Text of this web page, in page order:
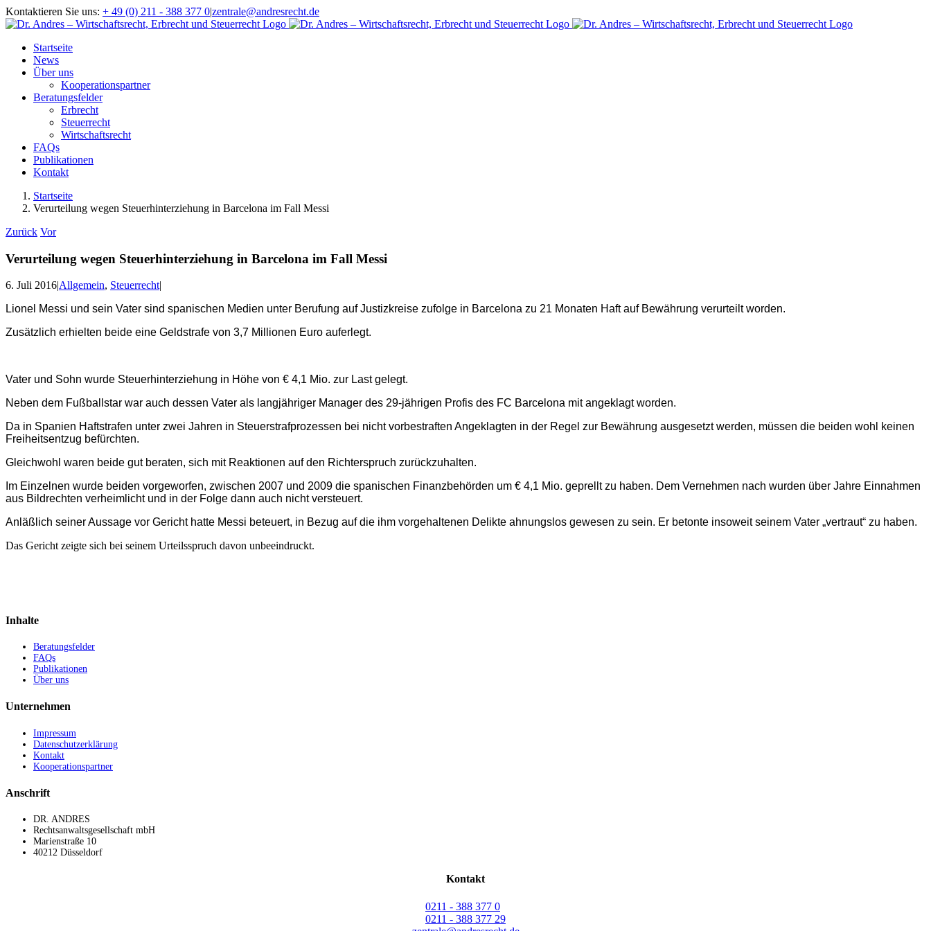
Zum
Inhalt
Kontaktieren Sie uns: + 49 (0) 211 - 388 377 0|zentrale@andresrecht.de
Startseite
News
Über uns
Kooperationspartner
Beratungsfelder
Erbrecht
Steuerrecht
Wirtschaftsrecht
FAQs
Publikationen
Kontakt
Startseite
Verurteilung wegen Steuerhinterziehung in Barcelona im Fall Messi
Zurück Vor
Verurteilung wegen Steuerhinterziehung in Barcelona im Fall Messi
6. Juli 2016|Allgemein, Steuerrecht|
Lionel Messi und sein Vater sind spanischen Medien unter Berufung auf Justizkreise zufolge in Barcelona zu 21 Monaten Haft auf Bewährung verurteilt worden.
Zusätzlich erhielten beide eine Geldstrafe von 3,7 Millionen Euro auferlegt.
Vater und Sohn wurde Steuerhinterziehung in Höhe von € 4,1 Mio. zur Last gelegt.
Neben dem Fußballstar war auch dessen Vater als langjähriger Manager des 29-jährigen Profis des FC Barcelona mit angeklagt worden.
Da in Spanien Haftstrafen unter zwei Jahren in Steuerstrafprozessen bei nicht vorbestraften Angeklagten in der Regel zur Bewährung ausgesetzt werden, müssen die beiden wohl keinen
Freiheitsentzug befürchten.
Gleichwohl waren beide gut beraten, sich mit Reaktionen auf den Richterspruch zurückzuhalten.
Im Einzelnen wurde beiden vorgeworfen, zwischen 2007 und 2009 die spanischen Finanzbehörden um € 4,1 Mio. geprellt zu haben. Dem Vernehmen nach wurden über Jahre Einnahmen
aus Bildrechten verheimlicht und in der Folge dann auch nicht versteuert.
Anläßlich seiner Aussage vor Gericht hatte Messi beteuert, in Bezug auf die ihm vorgehaltenen Delikte ahnungslos gewesen zu sein. Er betonte insoweit seinem Vater „vertraut“ zu haben.
Das Gericht zeigte sich bei seinem Urteilsspruch davon unbeeindruckt.
Inhalte
Beratungsfelder
FAQs
Publikationen
Über uns
Unternehmen
Impressum
Datenschutzerklärung
Kontakt
Kooperationspartner
Anschrift
DR. ANDRES
Rechtsanwaltsgesellschaft mbH
Marienstraße 10
40212 Düsseldorf
Kontakt
0211 - 388 377 0
0211 - 388 377 29